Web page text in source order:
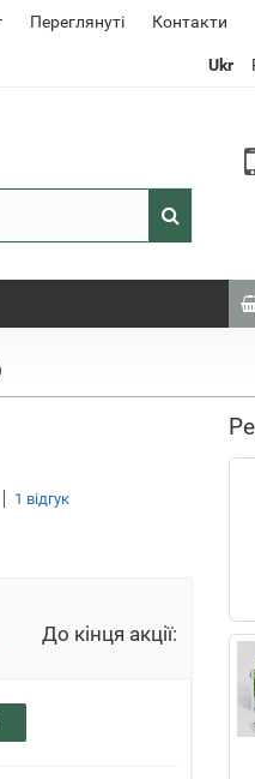
Переглянуті Контакти
Ukr
1 відгук
20 10 20